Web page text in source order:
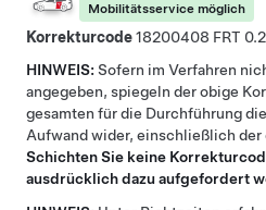
Mobilitätsservice möglich
Korrekturcode18200408
HINWEIS: Sofern im Verfahren
angegeben, spiegeln der obige
gesamten für die Durchführung
Aufwand wider, einschließlich der
Schichten Sie keine
ausdrücklich dazu aufgefordert